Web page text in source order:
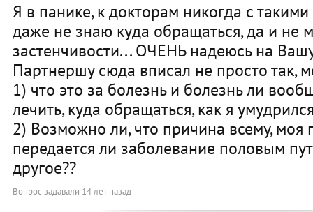
Я в панике, к докторам никогда с
даже не знаю куда обращаться, да и не
застенчивости... ОЧЕНЬ надеюсь на
Партнершу сюда вписал не просто так,
1) что это за болезнь и болезнь ли
лечить, куда обращаться, как я
2) Возможно ли, что причина всему, моя
передается ли заболевание половым
другое??
Вопрос задавали 14 лет назад